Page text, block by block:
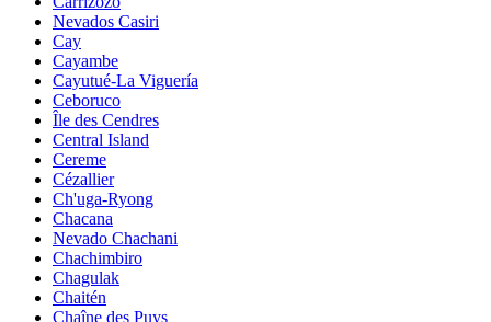
Nevados Casiri
Cay
Cayambe
Cayutué-La Viguería
Ceboruco
Île des Cendres
Central Island
Cereme
Cézallier
Ch'uga-Ryong
Chacana
Nevado Chachani
Chachimbiro
Chagulak
Chaitén
Chaîne des Puys